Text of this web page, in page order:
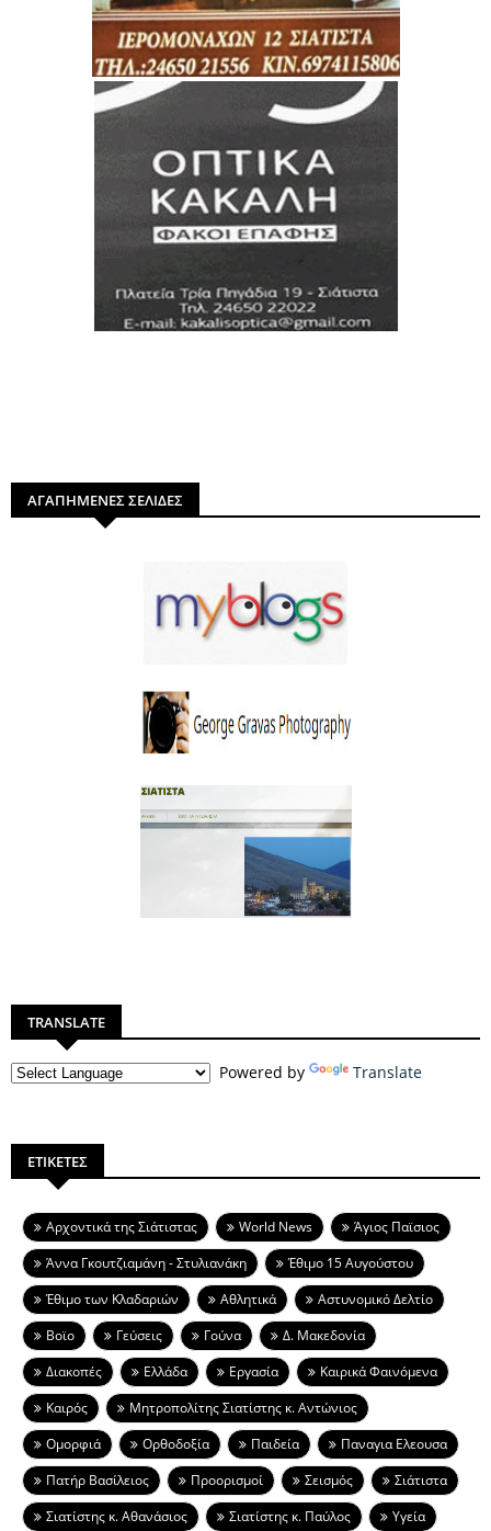
ΑΓΑΠΗΜΕΝΕΣ ΣΕΛΙΔΕΣ
TRANSLATE
Powered by Translate
ΕΤΙΚΕΤΕΣ
Aρχοντικά της Σιάτιστας World News
Άγιος Παϊσιος
Άννα Γκουτζιαμάνη - Στυλιανάκη
Έθιμο 15 Αυγούστου
Έθιμο των Κλαδαριών
Αθλητικά
Αστυνομικό Δελτίο
Βοϊο
Γεύσεις Γούνα
Δ. Μακεδονία
Διακοπές
Ελλάδα Εργασία
Καιρικά Φαινόμενα
Καιρός
Μητροπολίτης Σιατίστης κ. Αντώνιος
Ομορφιά
Ορθοδοξία Παιδεία
Παναγια Ελεουσα
Πατήρ Βασίλειος
Προορισμοί Σεισμός
Σιάτιστα
Σιατίστης κ. Αθανάσιος
Σιατίστης κ. Παύλος Υγεία